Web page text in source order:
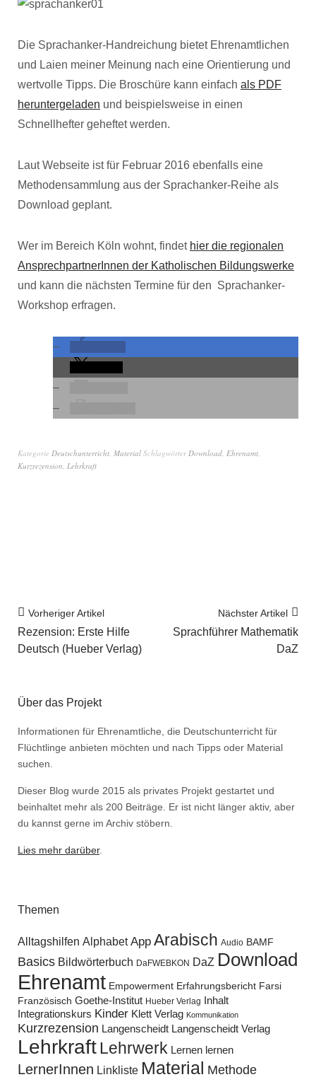
Die Sprachanker-Handreichung bietet Ehrenamtlichen
und Laien meiner Meinung nach eine Orientierung und
wertvolle Tipps. Die Broschüre kann einfach als PDF
heruntergeladen und beispielsweise in einen
Schnellhefter geheftet werden.
Laut Webseite ist für Februar 2016 ebenfalls eine
Methodensammlung aus der Sprachanker-Reihe als
Download geplant.
Wer im Bereich Köln wohnt, findet hier die regionalen
AnsprechpartnerInnen der Katholischen Bildungswerke
und kann die nächsten Termine für den Sprachanker-
Workshop erfragen.
Kategorie Deutschunterricht, Material SchlagwörterDownload, Ehrenamt,
Kurzrezension, Lehrkraft
Vorheriger Artikel
Rezension: Erste Hilfe
Deutsch (Hueber Verlag)
Nächster Artikel
Sprachführer Mathematik
DaZ
Über das Projekt
Informationen für Ehrenamtliche, die Deutschunterricht für
Flüchtlinge anbieten möchten und nach Tipps oder Material
suchen.
Dieser Blog wurde 2015 als privates Projekt gestartet und
beinhaltet mehr als 200 Beiträge. Er ist nicht länger aktiv, aber
du kannst gerne im Archiv stöbern.
Lies mehr darüber.
Themen
Alltagshilfen Alphabet App Arabisch Audio BAMF
Basics Bildwörterbuch DaFWEBKON DaZ Download
Ehrenamt Empowerment Erfahrungsbericht Farsi
Französisch Goethe-Institut Hueber Verlag
Inhalt
Integrationskurs Kinder Klett Verlag Kommunikation
Kurzrezension Langenscheidt Langenscheidt Verlag
LehrkraftLehrwerk Lernen lernen
LernerInnen Linkliste Material Methode